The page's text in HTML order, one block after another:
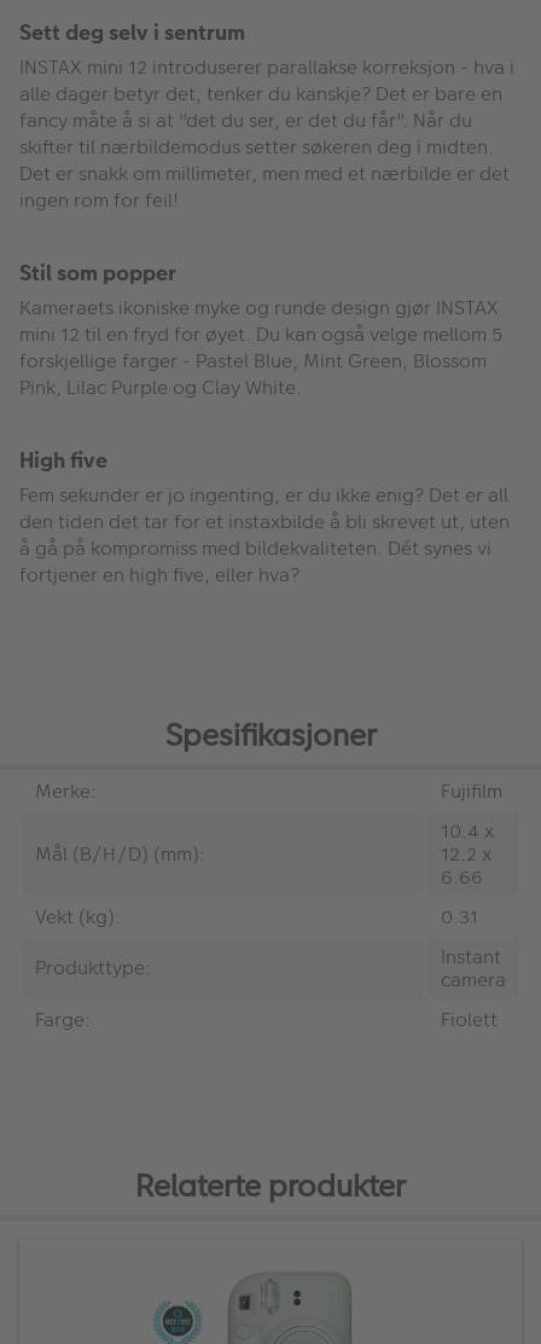
Sett deg selv i sentrum
INSTAX mini 12 introduserer parallakse korreksjon - hva i
alle dager betyr det, tenker du kanskje? Det er bare en
fancy måte å si at "det du ser, er det du får". Når du
skifter til nærbildemodus setter søkeren deg i midten.
Det er snakk om millimeter, men med et nærbilde er det
ingen rom for feil!
Stil som popper
Kameraets ikoniske myke og runde design gjør INSTAX
mini 12 til en fryd for øyet. Du kan også velge mellom 5
forskjellige farger - Pastel Blue, Mint Green, Blossom
Pink, Lilac Purple og Clay White.
High five
Fem sekunder er jo ingenting, er du ikke enig? Det er all
den tiden det tar for et instaxbilde å bli skrevet ut, uten
å gå på kompromiss med bildekvaliteten. Dét synes vi
fortjener en high five, eller hva?
Spesifikasjoner
Merke: Fujifilm
Mål (B/H/D) (mm):
10.4 x
12.2 x
6.66
Vekt (kg):
0.31
Produkttype:
Instant
camera
Farge:
Fiolett
Relaterte produkter